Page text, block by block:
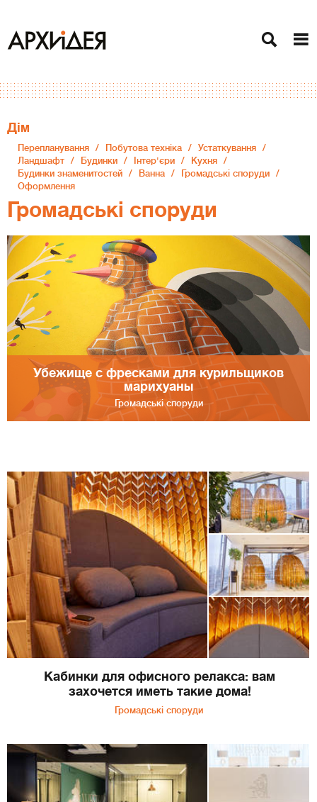
Дiм
Перепланування Побутова техніка
Устаткування
Ландшафт
Будинки Інтер'єри
Кухня
Будинки знаменитостей
Ванна
Громадські споруди
Оформлення
Громадські споруди
Убежище с фресками для курильщиков
марихуаны
Громадські споруди
Кабинки для офисного релакса: вам
захочется иметь такие дома!
Громадські споруди